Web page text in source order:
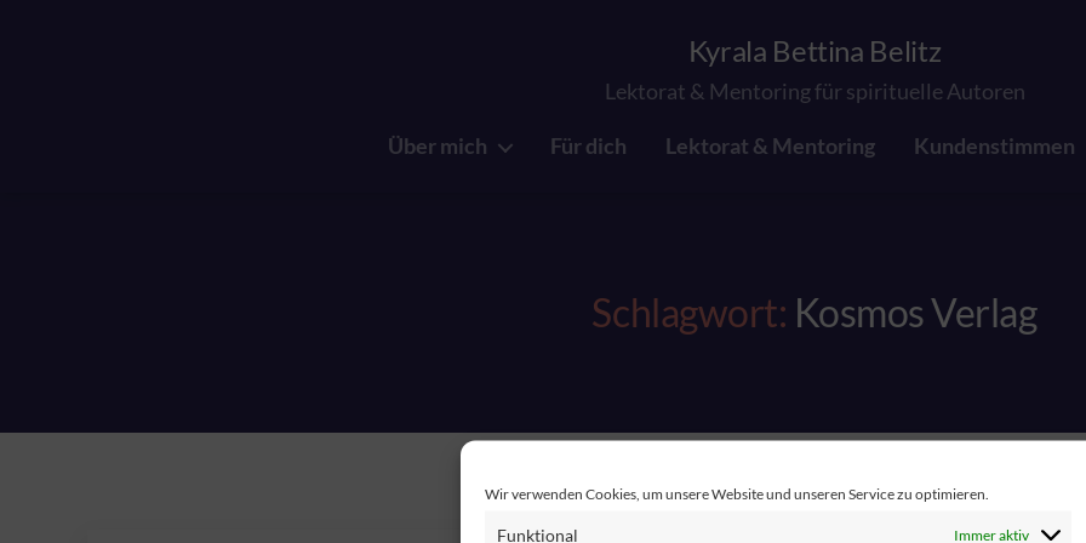
Wir verwenden Cookies, um unsere Website und unseren Service zu optimieren.
Funktional Immer aktiv
Kyrala Bettina Belitz
Lektorat & Mentoring für spirituelle Autoren
Über mich Für dich Lektorat & Mentoring Kundenstimmen
Schlagwort: Kosmos Verlag